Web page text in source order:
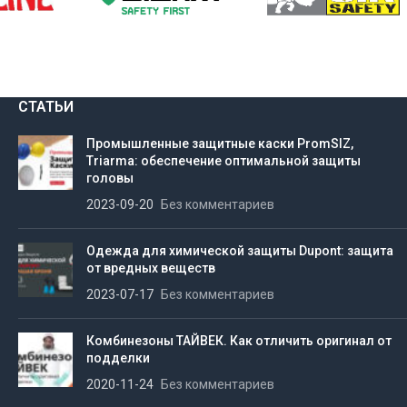
СТАТЬИ
Промышленные защитные каски PromSIZ,
Triarma: обеспечение оптимальной защиты
головы
2023-09-20
Без комментариев
Одежда для химической защиты Dupont: защита
от вредных веществ
2023-07-17
Без комментариев
Комбинезоны ТАЙВЕК. Как отличить оригинал от
подделки
2020-11-24
Без комментариев